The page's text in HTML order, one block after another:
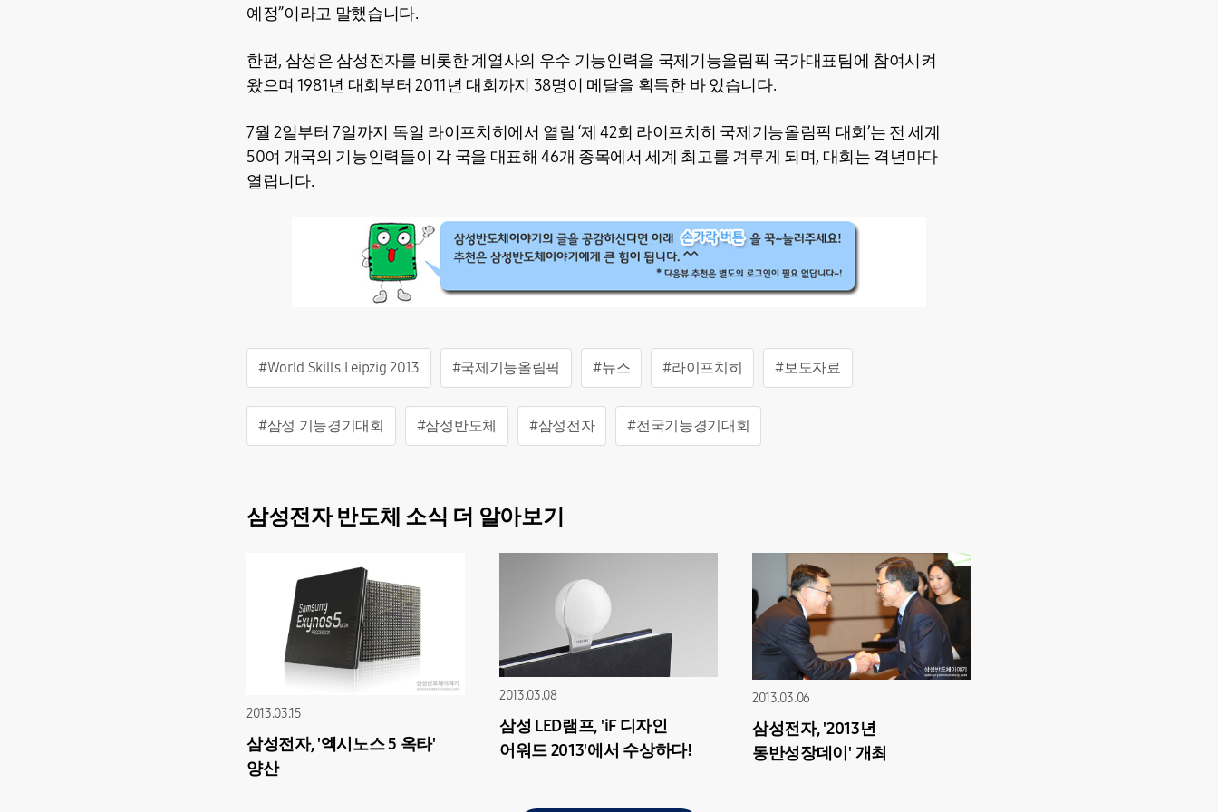
예정”이라고 말했습니다.
한편, 삼성은 삼성전자를 비롯한 계열사의 우수 기능인력을 국제기능올림픽 국가대표팀에 참여시켜
왔으며 1981년 대회부터 2011년 대회까지 38명이 메달을 획득한 바 있습니다.
7월 2일부터 7일까지 독일 라이프치히에서 열릴 ‘제 42회 라이프치히 국제기능올림픽 대회’는 전 세계
50여 개국의 기능인력들이 각 국을 대표해 46개 종목에서 세계 최고를 겨루게 되며, 대회는 격년마다
열립니다.
#World Skills Leipzig 2013 #국제기능올림픽 #뉴스 #라이프치히 #보도자료
#삼성 기능경기대회 #삼성반도체 #삼성전자 #전국기능경기대회
삼성전자 반도체 소식 더 알아보기
2013.03.15
삼성전자, '엑시노스 5 옥타'
양산
2013.03.08
삼성 LED램프, 'iF 디자인
어워드 2013'에서 수상하다!
2013.03.06
삼성전자, '2013년
동반성장데이' 개최